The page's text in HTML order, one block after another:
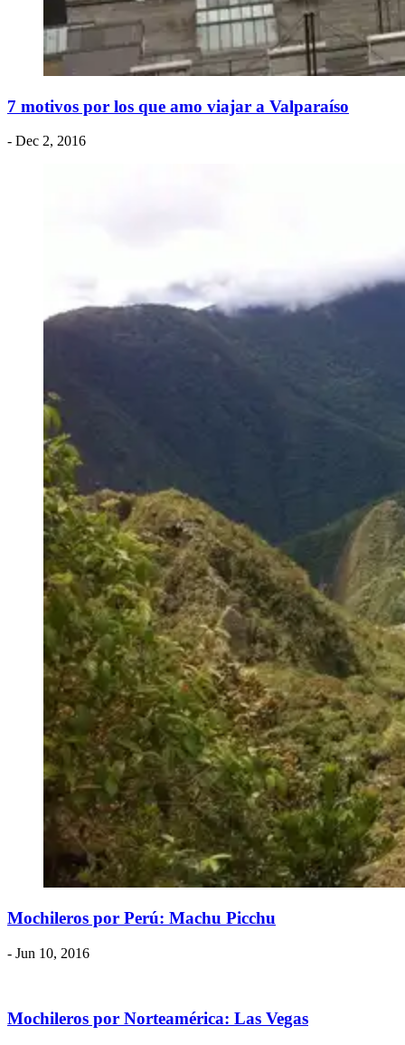
7 motivos por los que amo viajar a Valparaíso
- Dec 2, 2016
Mochileros por Perú: Machu Picchu
- Jun 10, 2016
Mochileros por Norteamérica: Las Vegas